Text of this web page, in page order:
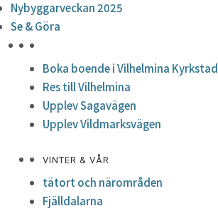
Nybyggarveckan 2025
Se & Göra
Boka boende i Vilhelmina Kyrkstad
Res till Vilhelmina
Upplev Sagavägen
Upplev Vildmarksvägen
VINTER & VÅR
tätort och närområden
Fjälldalarna